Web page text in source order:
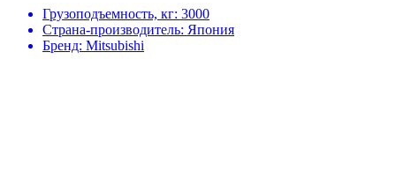
Грузоподъемность, кг: 3000
Страна-производитель: Япония
Бренд: Mitsubishi